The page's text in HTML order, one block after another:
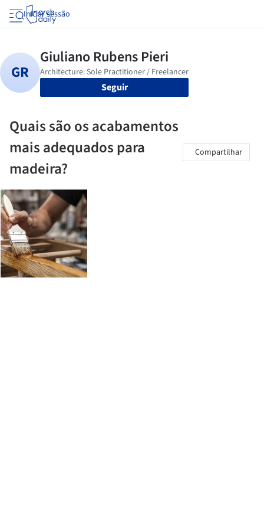
Iniciar sessão
Seguir
Quais são os acabamentos
mais adequados para
madeira?
Compartilhar